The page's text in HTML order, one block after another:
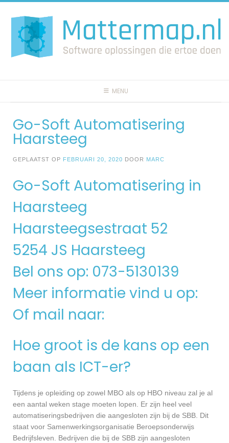
naar
inhoud
MENU
Go-Soft Automatisering
Haarsteeg
GEPLAATST OP FEBRUARI 20, 2020 DOOR MARC
Go-Soft Automatisering in
Haarsteeg
Haarsteegsestraat 52
5254 JS Haarsteeg
Bel ons op: 073-5130139
Meer informatie vind u op:
Of mail naar:
Hoe groot is de kans op een
baan als ICT-er?
Tijdens je opleiding op zowel MBO als op HBO niveau zal je al
een aantal weken stage moeten lopen. Er zijn heel veel
automatiseringsbedrijven die aangesloten zijn bij de SBB. Dit
staat voor Samenwerkingsorganisatie Beroepsonderwijs
Bedrijfsleven. Bedrijven die bij de SBB zijn aangesloten